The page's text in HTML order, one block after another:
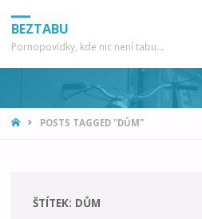
BEZTABU
Pornopovídky, kde nic není tabu...
HOMEPOSTS TAGGED "DŮM"
ŠTÍTEK: DŮM